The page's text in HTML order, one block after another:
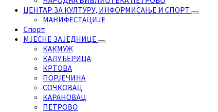
ЦЕНТАР ЗА КУЛТУРУ, ИНФОРМИСАЊЕ И СПОРТ
МАНИФЕСТАЦИЈЕ
Спорт
МЈЕСНЕ ЗАЈЕДНИЦЕ
КАКМУЖ
КАЛУЂЕРИЦА
КРТОВА
ПОРЈЕЧИНА
СОЧКОВАЦ
КАРАНОВАЦ
ПЕТРОВО